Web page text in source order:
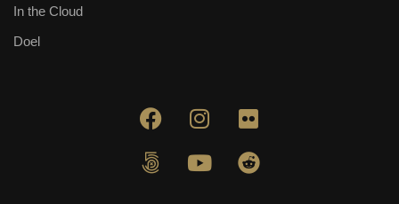
In the Cloud
Doel